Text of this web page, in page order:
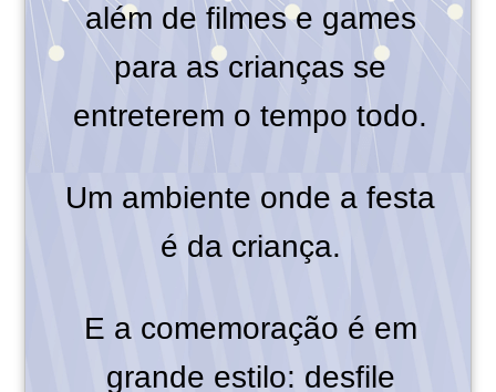
além de filmes e games
para as crianças se
entreterem o tempo todo.
Um ambiente onde a festa
é da criança.
E a comemoração é em
grande estilo: desfile